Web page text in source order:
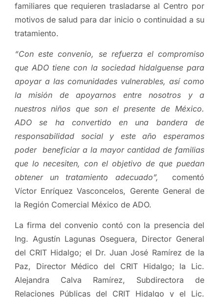
familiares que requieren trasladarse al Centro por
motivos de salud para dar inicio o continuidad a su
tratamiento.
“Con este convenio, se refuerza el compromiso
que ADO tiene con la sociedad hidalguense para
apoyar a las comunidades vulnerables, así como
la misión de apoyarnos entre nosotros y a
nuestros niños que son el presente de México.
ADO se ha convertido en una bandera de
responsabilidad social y este año esperamos
poder beneficiar a la mayor cantidad de familias
que lo necesiten, con el objetivo de que puedan
obtener un tratamiento adecuado”, comentó
Víctor Enríquez Vasconcelos, Gerente General de
la Región Comercial México de ADO.
La firma del convenio contó con la presencia del
Ing. Agustín Lagunas Oseguera, Director General
del CRIT Hidalgo; el Dr. Juan José Ramírez de la
Paz, Director Médico del CRIT Hidalgo; la Lic.
Alejandra Calva Ramírez, Subdirectora de
Relaciones Públicas del CRIT Hidalgo y el Lic.